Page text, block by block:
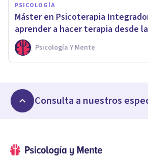
PSICOLOGÍA
Máster en Psicoterapia
aprender a hacer terapia desde
Psicología Y Mente
Consulta a nuestros